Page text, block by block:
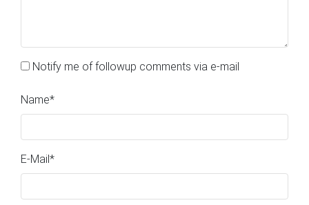
Notify me of followup comments via e-mail
Name*
E-Mail*